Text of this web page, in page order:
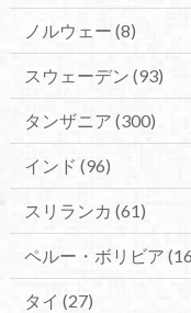
ノルウェー (8)
スウェーデン (93)
タンザニア (300)
インド (96)
スリランカ (61)
ペルー・ボリビア
タイ (27)